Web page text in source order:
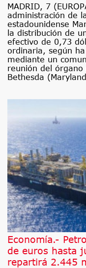
MADRID, 7
administración de
estadounidense
la distribución de
efectivo de 0,73
ordinaria, según
mediante un
reunión del
Bethesda
Economía.-
de euros hasta
repartirá 2.445